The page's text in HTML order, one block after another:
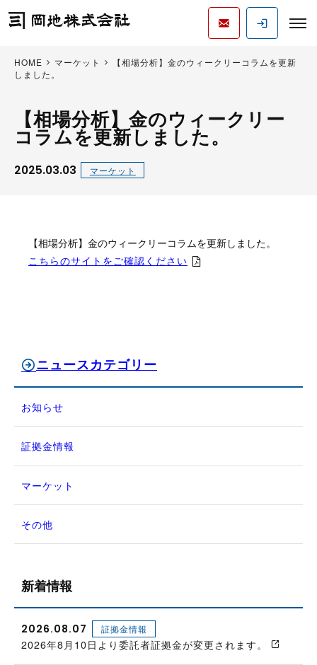
HOME マーケット
【相場分析】金のウィークリーコラムを更新
しました。
【相場分析】金のウィークリー
コラムを更新しました。
2025.03.03 マーケット
【相場分析】金のウィークリーコラムを更新しました。
こちらのサイトをご確認ください
ニュースカテゴリー
お知らせ
証拠金情報
マーケット
その他
新着情報
2026.08.07 証拠金情報
2026年8月10日より委託者証拠金が変更されます。